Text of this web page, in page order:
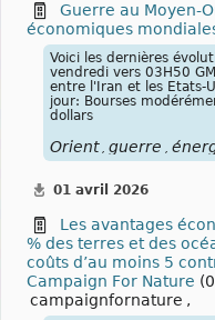
Guerre au Moyen-
économiques
Voici les dernières
vendredi vers 03H50
entre l'Iran et les Etats-
jour: Bourses
dollars
Orient , guerre ,
01 avril 2026
Les avantages
% des terres et des
coûts d’au moins 5
Campaign For Nature
campaignfornature ,